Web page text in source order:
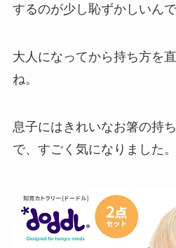
するのが少し恥ずかしいんで
大人になってから持ち方を
ね。
息子にはきれいなお箸の持
で、すごく気になりました。